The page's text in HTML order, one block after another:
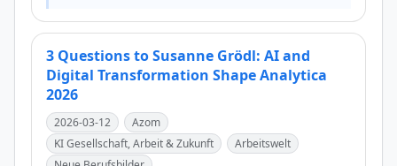
3 Questions to Susanne Grödl: AI and
Digital Transformation Shape Analytica
2026
2026-03-12
Azom
KI Gesellschaft, Arbeit & Zukunft
Arbeitswelt